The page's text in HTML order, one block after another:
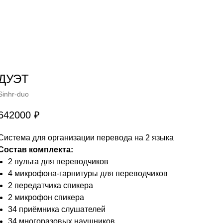
duo
₽
для организации перевода на 2 языка
комплекта:
2 пульта для переводчиков
4 микрофона-гарнитуры для переводчиков
2 передатчика спикера
2 микрофон спикера
34 приёмника слушателей
34 многоразовых наушников